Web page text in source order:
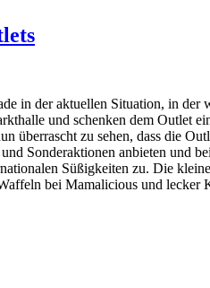
in der aktuellen Situation, in
und schenken dem Outlet
zu sehen, dass die
Sonderaktionen anbieten und
Süßigkeiten zu. Die
bei Mamalicious und